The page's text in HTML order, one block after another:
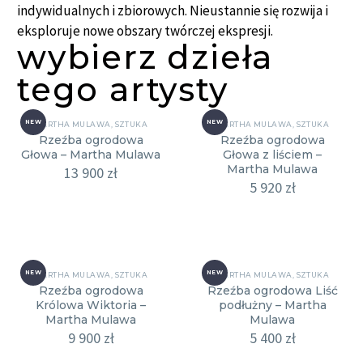
indywidualnych i zbiorowych. Nieustannie się rozwija i
eksploruje nowe obszary twórczej ekspresji.
wybierz dzieła
tego artysty
NEWMARTHA MULAWA SZTUKA
Rzeźba ogrodowa
Głowa – Martha Mulawa
13 900 zł
NEWMARTHA MULAWA SZTUKA
Rzeźba ogrodowa
Głowa z liściem –
Martha Mulawa
5 920 zł
NEWMARTHA MULAWA SZTUKA
Rzeźba ogrodowa
Królowa Wiktoria –
Martha Mulawa
9 900 zł
NEWMARTHA MULAWA SZTUKA
Rzeźba ogrodowa Liść
podłużny – Martha
Mulawa
5 400 zł